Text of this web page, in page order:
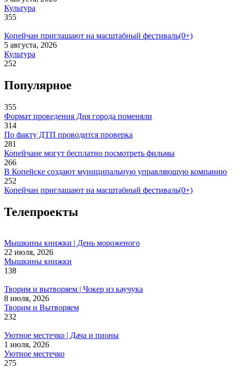
Культура
355
Копейчан приглашают на масштабный фестиваль(0+)
5 августа, 2026
Культура
252
Популярное
355
Формат проведения Дня города поменяли
314
По факту ДТП проводится проверка
281
Копейчане могут бесплатно посмотреть фильмы
266
В Копейске создают муниципальную управляющую компанию
252
Копейчан приглашают на масштабный фестиваль(0+)
Телепроекты
Мышкины книжки | День мороженого
22 июля, 2026
Мышкины книжки
138
Творим и вытворяем | Чокер из каучука
8 июля, 2026
Творим и Вытворяем
232
Уютное местечко | Дача и пионы
1 июля, 2026
Уютное местечко
275